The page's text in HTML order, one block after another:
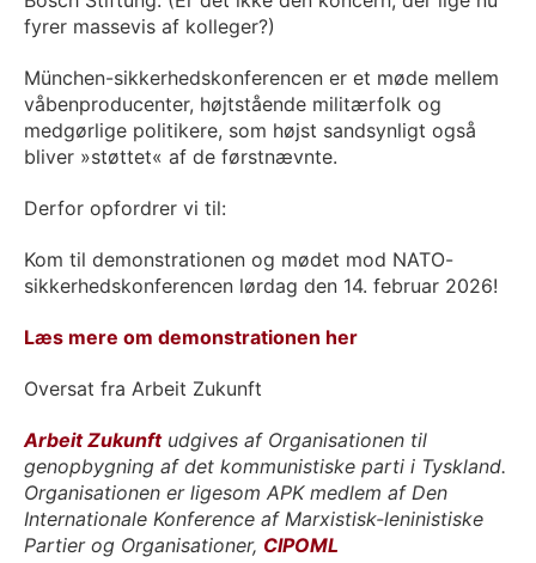
fyrer massevis af kolleger?)
München-sikkerhedskonferencen er et møde mellem
våbenproducenter, højtstående militærfolk og
medgørlige politikere, som højst sandsynligt også
bliver »støttet« af de førstnævnte.
Derfor opfordrer vi til:
Kom til demonstrationen og mødet mod NATO-
sikkerhedskonferencen lørdag den 14. februar 2026!
Læs mere om demonstrationen her
Oversat fra Arbeit Zukunft
Arbeit Zukunftudgives af Organisationen til
genopbygning af det kommunistiske parti i Tyskland.
Organisationen er ligesom APK medlem af Den
Internationale Konference af Marxistisk-leninistiske
Partier og Organisationer, CIPOML